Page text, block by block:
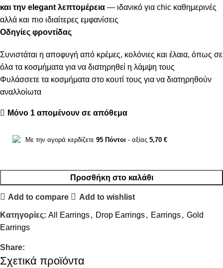
και την elegant λεπτομέρεια — ιδανικό για chic καθημερινές
αλλά και πιο ιδιαίτερες εμφανίσεις
Οδηγίες φροντίδας
Συνιστάται η αποφυγή από κρέμες, κολόνιες και έλαια, όπως σε
όλα τα κοσμήματα για να διατηρηθεί η λάμψη τους
Φυλάσσετε τα κοσμήματα στο κουτί τους για να διατηρηθούν
αναλλοίωτα
Μόνο 1 απομένουν σε απόθεμα
Με την αγορά κερδίζετε 95 Πόντοι - αξίας 5,70 €
Προσθήκη στο καλάθι
Add to compare Add to wishlist
Κατηγορίες: All Earrings, Drop Earrings, Earrings, Gold
Earrings
Share:
Σχετικά προϊόντα